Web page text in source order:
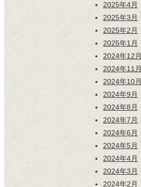
2025年4月
2025年3月
2025年2月
2025年1月
2024年12月
2024年11月
2024年10月
2024年9月
2024年8月
2024年7月
2024年6月
2024年5月
2024年4月
2024年3月
2024年2月